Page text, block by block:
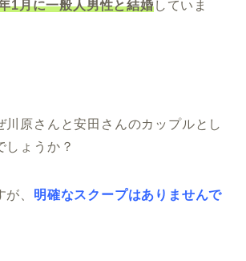
1月に一般人男性と結婚していま
川原さんと安田さんのカップルとし
しょうか？
、 明確なスクープはありませんで